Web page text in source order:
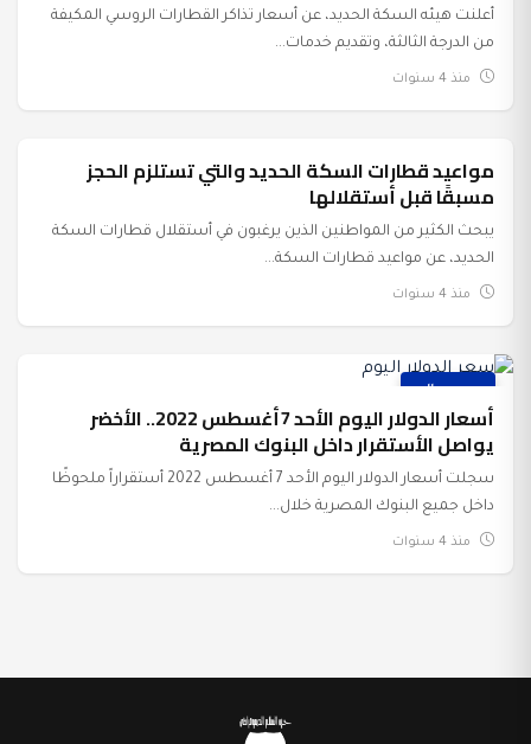
أعلنت هيئه السكة الحديد، عن أسعار تذاكر القطارات الروسي المكيفة
من الدرجة الثالثة، وتقديم خدمات...
منذ 4 سنوات
عرب وعالم
مواعيد قطارات السكة الحديد والتي تستلزم الحجز
مسبقًا قبل أستقلالها
يبحث الكثير من المواطنين الذين يرغبون في أستقلال قطارات السكة
الحديد، عن مواعيد قطارات السكة...
منذ 4 سنوات
عرب وعالم
أسعار الدولار اليوم الأحد 7أغسطس 2022.. الأخضر
يواصل الأستقرار داخل البنوك المصرية
سجلت أسعار الدولار اليوم الأحد 7 أغسطس 2022 أستقراراً ملحوظًا
داخل جميع البنوك المصرية خلال...
منذ 4 سنوات